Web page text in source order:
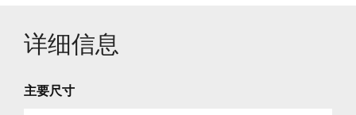
详细信息
主要尺寸